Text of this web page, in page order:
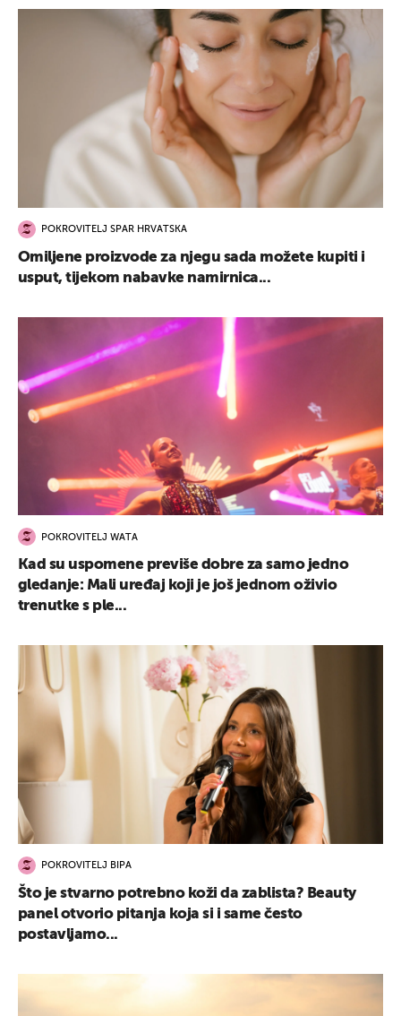
POKROVITELJ SPAR HRVATSKA
Omiljene proizvode za njegu sada možete kupiti i
usput, tijekom nabavke namirnica...
POKROVITELJ WATA
Kad su uspomene previše dobre za samo jedno
gledanje: Mali uređaj koji je još jednom oživio
trenutke s ple...
POKROVITELJ BIPA
Što je stvarno potrebno koži da zablista? Beauty
panel otvorio pitanja koja si i same često
postavljamo...